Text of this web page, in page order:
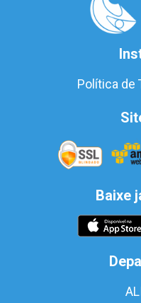
Política de
Baixe